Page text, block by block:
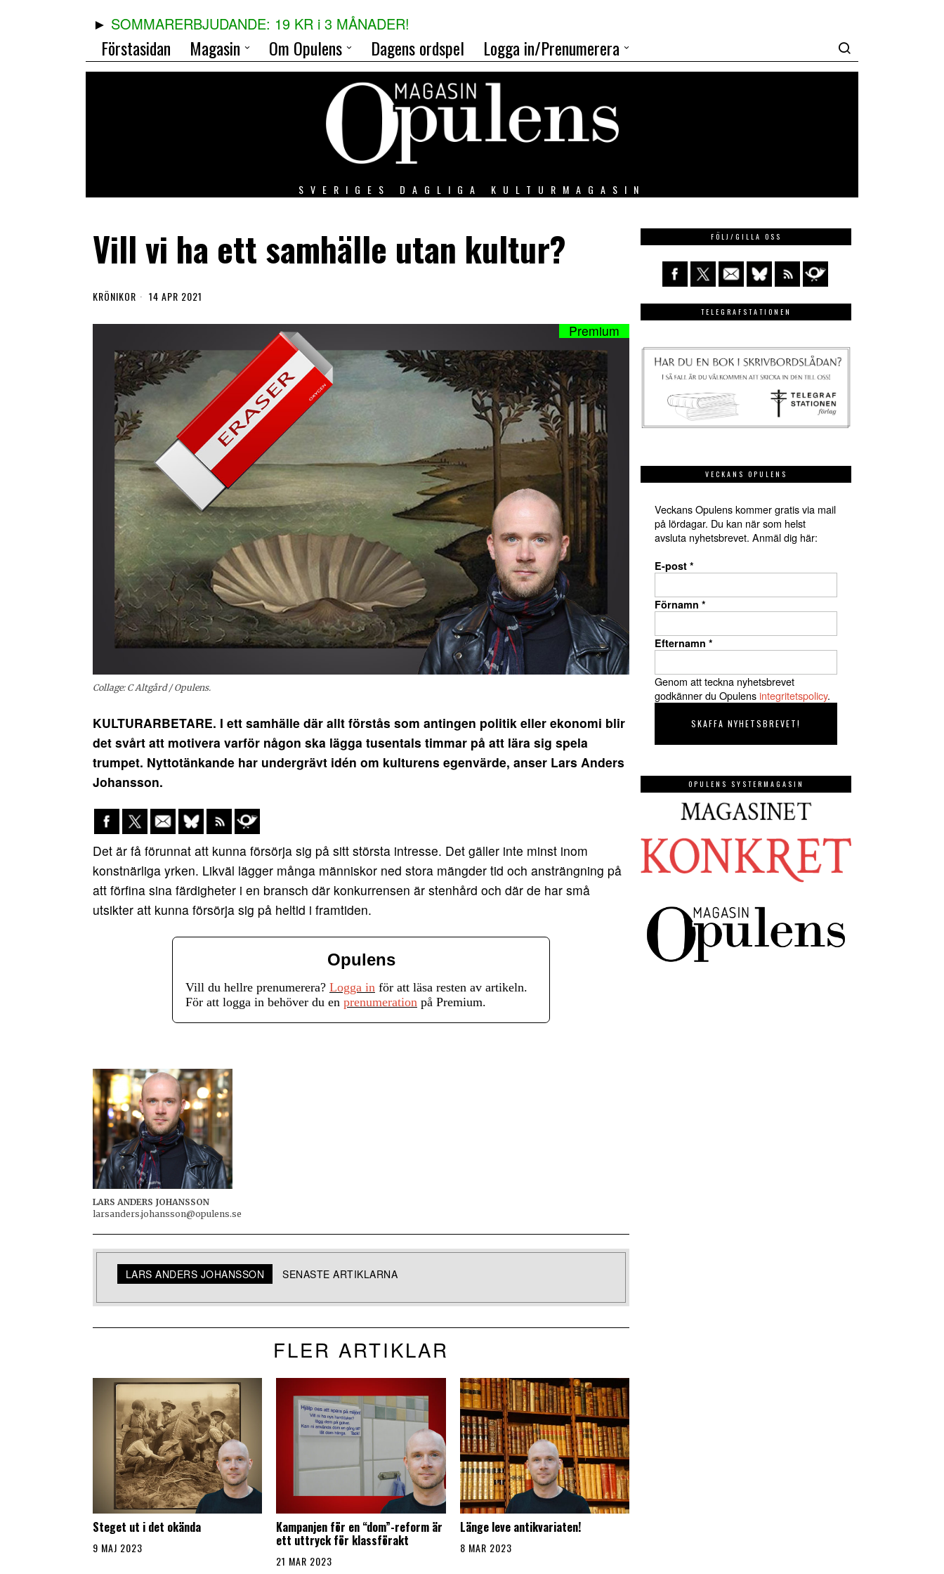
SOMMARERBJUDANDE: 19 KR i 3 MÅNADER!
Förstasidan Magasin Om Opulens Dagens ordspel Logga in/Prenumerera
SVERIGES DAGLIGA KULTURMAGASIN
Vill vi ha ett samhälle utan kultur?
KRÖNIKOR 14 APR 2021
Collage: C Altgård / Opulens.
KULTURARBETARE. I ett samhälle där allt förstås som antingen politik eller ekonomi blir
det svårt att motivera varför någon ska lägga tusentals timmar på att lära sig spela
trumpet. Nyttotänkande har undergrävt idén om kulturens egenvärde, anser Lars Anders
Johansson.
Det är få förunnat att kunna försörja sig på sitt största intresse. Det gäller inte minst inom
konstnärliga yrken. Likväl lägger många människor ned stora mängder tid och ansträngning på
att förfina sina färdigheter i en bransch där konkurrensen är stenhård och där de har små
utsikter att kunna försörja sig på heltid i framtiden.
Opulens
Vill du hellre prenumerera? Logga in för att läsa resten av artikeln.
För att logga in behöver du en prenumeration på Premium.
LARS ANDERS JOHANSSON
larsanders.johansson@opulens.se
LARS ANDERS JOHANSSON SENASTE ARTIKLARNA
FLER ARTIKLAR
Steget ut i det okända
9 MAJ 2023
Kampanjen för en “dom”-reform är
ett uttryck för klassförakt
21 MAR 2023
Länge leve antikvariaten!
8 MAR 2023
FÖLJ/GILLA OSS
TELEGRAFSTATIONEN
VECKANS OPULENS
Veckans Opulens kommer gratis via mail
på lördagar. Du kan när som helst
avsluta nyhetsbrevet. Anmäl dig här:
E-post *
Förnamn *
Efternamn *
Genom att teckna nyhetsbrevet
godkänner du Opulensintegritetspolicy.
OPULENS SYSTERMAGASIN